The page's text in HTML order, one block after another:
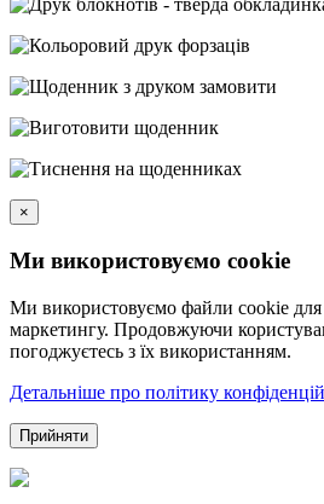
×
Ми використовуємо cookie
Ми використовуємо файли cookie для
маркетингу. Продовжуючи
погоджуєтесь з їх використанням.
Детальніше про політику
Прийняти